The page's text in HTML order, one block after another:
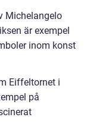
Michelangelo
är exempel
inom konst
Eiffeltornet i
på